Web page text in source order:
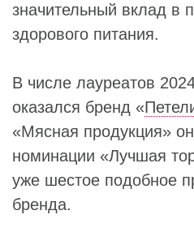
значительный вклад в
здорового питания.
В числе лауреатов
оказался бренд «
«Мясная продукция»
номинации «Лучшая
уже шестое подобное
бренда.